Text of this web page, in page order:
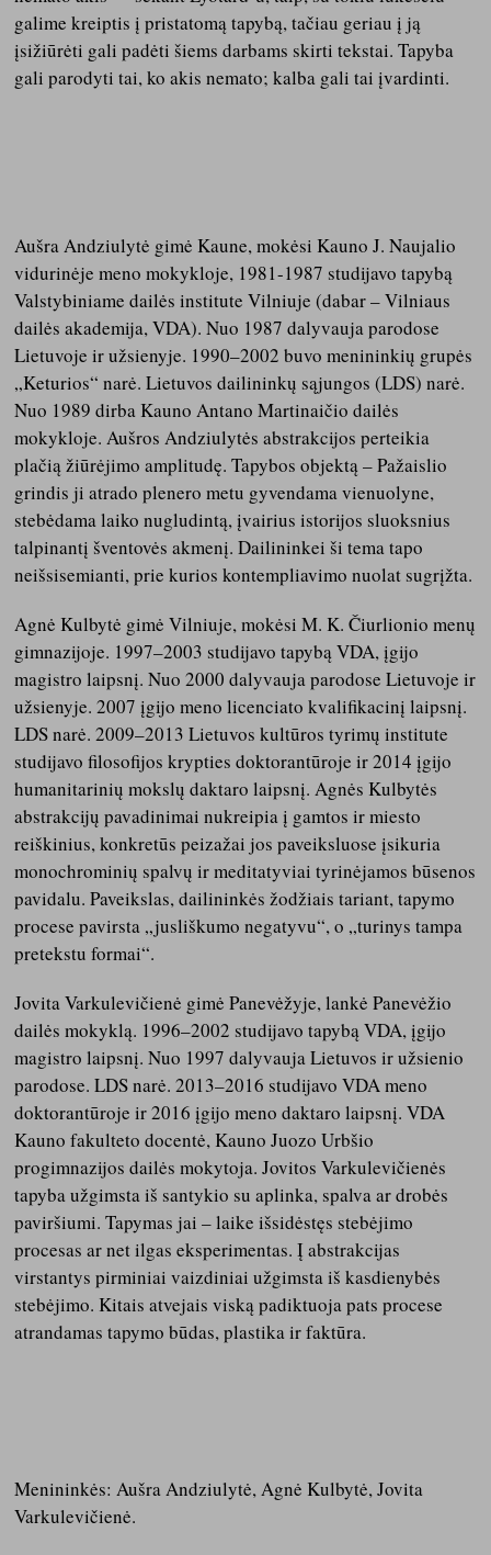
galime kreiptis į pristatomą tapybą, tačiau geriau į ją
įsižiūrėti gali padėti šiems darbams skirti tekstai. Tapyba
gali parodyti tai, ko akis nemato; kalba gali tai įvardinti.
Aušra Andziulytė gimė Kaune, mokėsi Kauno J. Naujalio
vidurinėje meno mokykloje, 1981-1987 studijavo tapybą
Valstybiniame dailės institute Vilniuje (dabar – Vilniaus
dailės akademija, VDA). Nuo 1987 dalyvauja parodose
Lietuvoje ir užsienyje. 1990–2002 buvo menininkių grupės
„Keturios“ narė. Lietuvos dailininkų sąjungos (LDS) narė.
Nuo 1989 dirba Kauno Antano Martinaičio dailės
mokykloje. Aušros Andziulytės abstrakcijos perteikia
plačią žiūrėjimo amplitudę. Tapybos objektą – Pažaislio
grindis ji atrado plenero metu gyvendama vienuolyne,
stebėdama laiko nugludintą, įvairius istorijos sluoksnius
talpinantį šventovės akmenį. Dailininkei ši tema tapo
neišsisemianti, prie kurios kontempliavimo nuolat sugrįžta.
Agnė Kulbytė gimė Vilniuje, mokėsi M. K. Čiurlionio menų
gimnazijoje. 1997–2003 studijavo tapybą VDA, įgijo
magistro laipsnį. Nuo 2000 dalyvauja parodose Lietuvoje ir
užsienyje. 2007 įgijo meno licenciato kvalifikacinį laipsnį.
LDS narė. 2009–2013 Lietuvos kultūros tyrimų institute
studijavo filosofijos krypties doktorantūroje ir 2014 įgijo
humanitarinių mokslų daktaro laipsnį. Agnės Kulbytės
abstrakcijų pavadinimai nukreipia į gamtos ir miesto
reiškinius, konkretūs peizažai jos paveiksluose įsikuria
monochrominių spalvų ir meditatyviai tyrinėjamos būsenos
pavidalu. Paveikslas, dailininkės žodžiais tariant, tapymo
procese pavirsta „jusliškumo negatyvu“, o „turinys tampa
pretekstu formai“.
Jovita Varkulevičienė gimė Panevėžyje, lankė Panevėžio
dailės mokyklą. 1996–2002 studijavo tapybą VDA, įgijo
magistro laipsnį. Nuo 1997 dalyvauja Lietuvos ir užsienio
parodose. LDS narė. 2013–2016 studijavo VDA meno
doktorantūroje ir 2016 įgijo meno daktaro laipsnį. VDA
Kauno fakulteto docentė, Kauno Juozo Urbšio
progimnazijos dailės mokytoja. Jovitos Varkulevičienės
tapyba užgimsta iš santykio su aplinka, spalva ar drobės
paviršiumi. Tapymas jai – laike išsidėstęs stebėjimo
procesas ar net ilgas eksperimentas. Į abstrakcijas
virstantys pirminiai vaizdiniai užgimsta iš kasdienybės
stebėjimo. Kitais atvejais viską padiktuoja pats procese
atrandamas tapymo būdas, plastika ir faktūra.
Menininkės: Aušra Andziulytė, Agnė Kulbytė, Jovita
Varkulevičienė.